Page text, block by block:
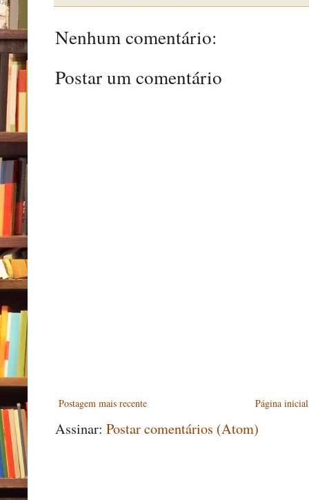
Nenhum comentário:
Postar um comentário
Postagem mais recente Página inicial
Assinar: Postar comentários (Atom)